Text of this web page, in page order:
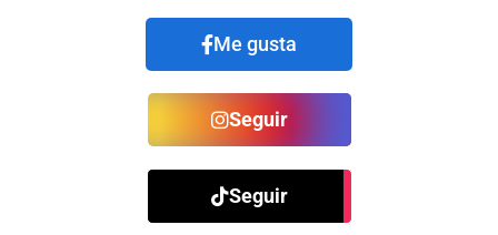
Me gusta
Seguir
Seguir